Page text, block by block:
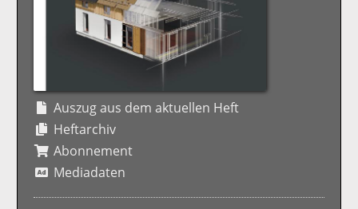
Auszug aus dem aktuellen Heft
Heftarchiv
Abonnement
Mediadaten